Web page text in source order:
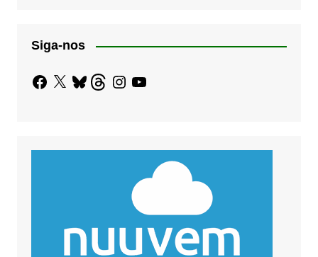
Siga-nos
Facebook
X BlueskyThreadsInstagram
YouTube